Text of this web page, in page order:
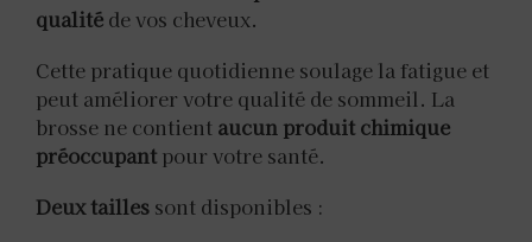
qualité de vos cheveux.
Cette pratique quotidienne soulage la fatigue et
peut améliorer votre qualité de sommeil. La
brosse ne contient aucun produit chimique
préoccupant pour votre santé.
Deux tailles sont disponibles :